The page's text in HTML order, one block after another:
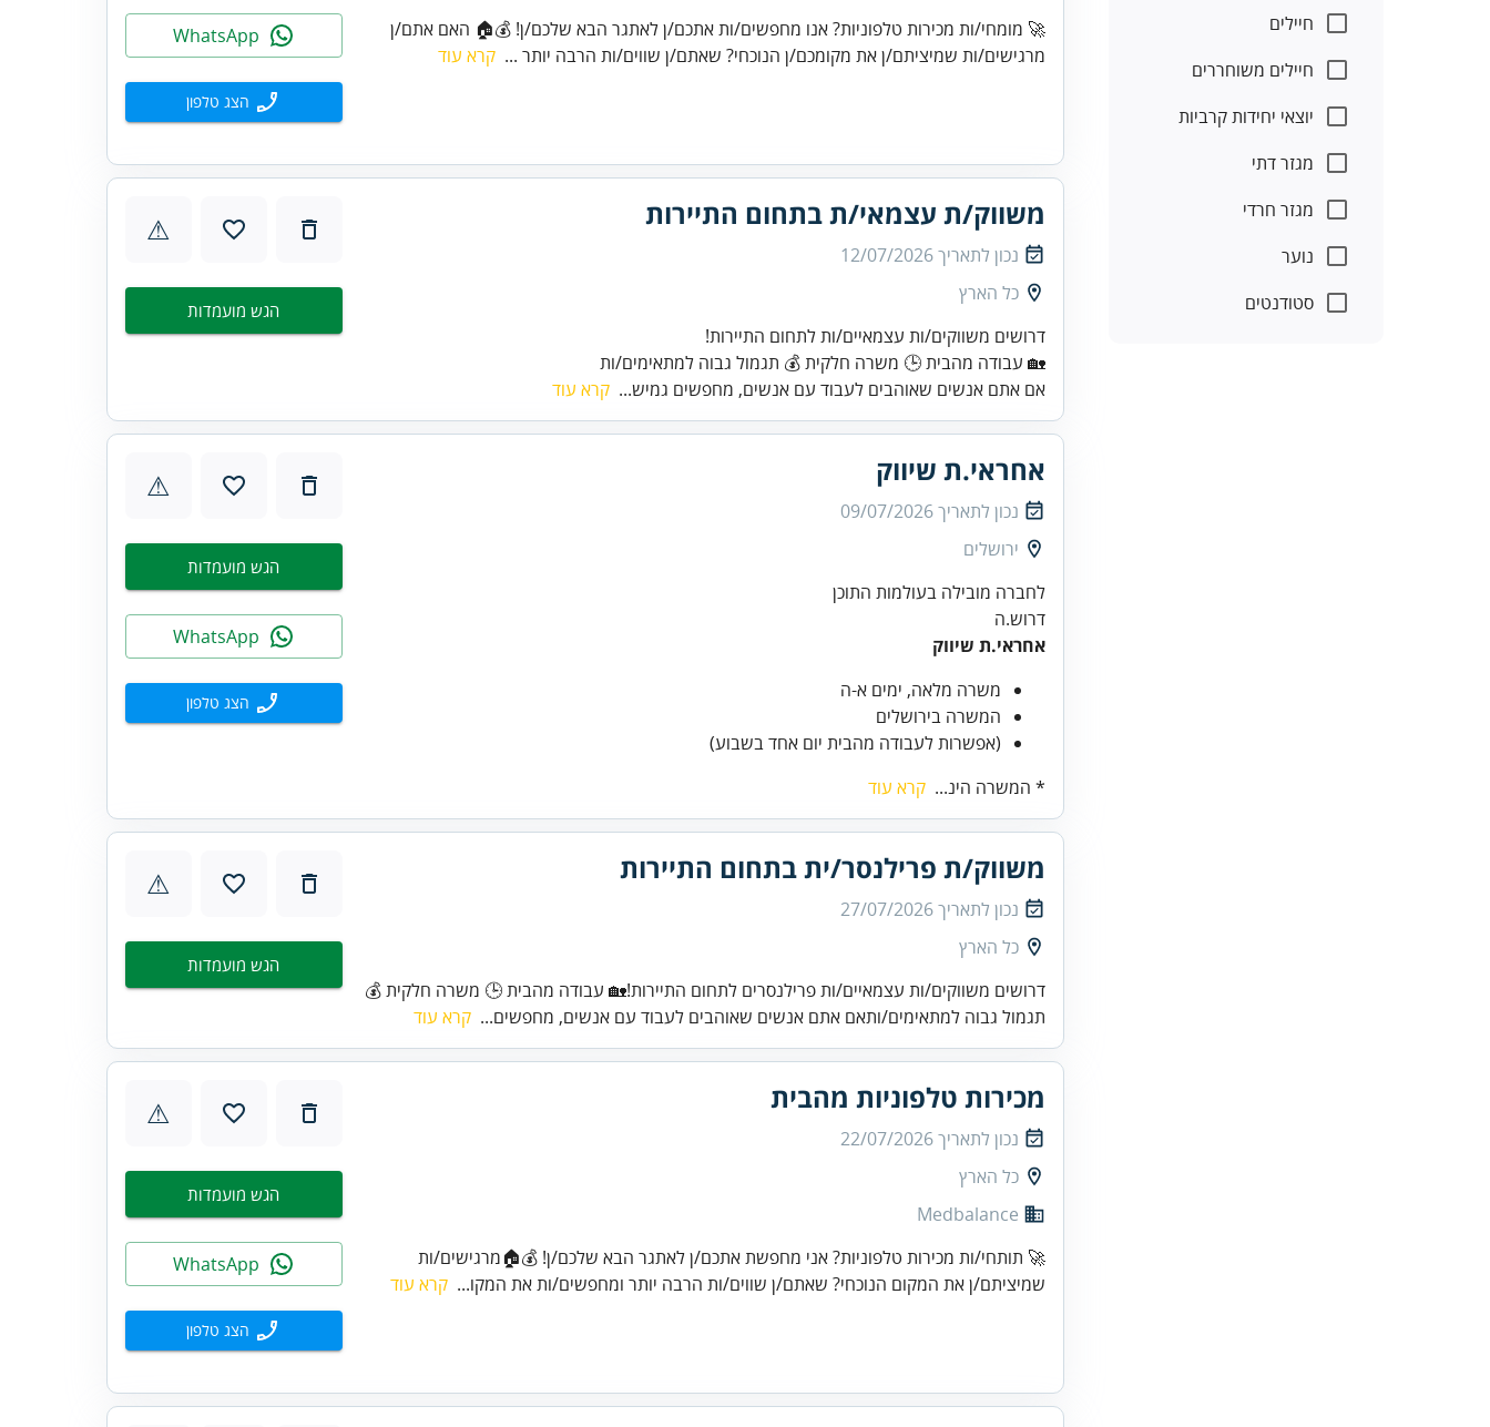
חיילים
חיילים משוחררים
יוצאי יחידות קרביות
מגזר דתי
מגזר חרדי
נוער
סטודנטים
🚀 מומחי/ות מכירות טלפוניות? אנו מחפשים/ות אתכם/ן לאתגר הבא שלכם/ן! 💰🏠 האם אתם/ן
מרגישים/ות שמיציתם/ן את מקומכם/ן הנוכחי? שאתם/ן שווים/ות הרבה יותר ... קרא עוד
הצג טלפון
משווק/ת עצמאי/ת בתחום התיירות
נכון לתאריך12/07/2026
כל הארץ
🏡 עבודה מהבית 🕒 משרה חלקית 💰 תגמול גבוה למתאימים/ות
אם אתם אנשים שאוהבים לעבוד עם אנשים, מחפשים גמיש... קרא עוד
⚠
הגש מועמדות
אחראי.ת שיווק
נכון לתאריך09/07/2026
ירושלים
דרוש.ה
אחראי.ת שיווק
משרה מלאה, ימים א-ה
המשרה בירושלים
(אפשרות לעבודה מהבית יום אחד בשבוע)
* המשרה הינ... קרא עוד
⚠
הגש מועמדות
הצג טלפון
משווק/ת פרילנסר/ית בתחום התיירות
נכון לתאריך27/07/2026
כל הארץ
דרושים משווקים/ות עצמאיים/ות פרילנסרים לתחום התיירות!🏡 עבודה מהבית 🕒 משרה חלקית 💰
תגמול גבוה למתאימים/ותאם אתם אנשים שאוהבים לעבוד עם אנשים, מחפשים... קרא עוד
⚠
הגש מועמדות
מכירות טלפוניות מהבית
נכון לתאריך22/07/2026
כל הארץ
Medbalance
🚀 תותחי/ות מכירות טלפוניות? אני מחפשת אתכם/ן לאתגר הבא שלכם/ן! 💰🏠מרגישים/ות
שמיציתם/ן את המקום הנוכחי? שאתם/ן שווים/ות הרבה יותר ומחפשים/ות את המקו... קרא עוד
⚠
הגש מועמדות
הצג טלפון